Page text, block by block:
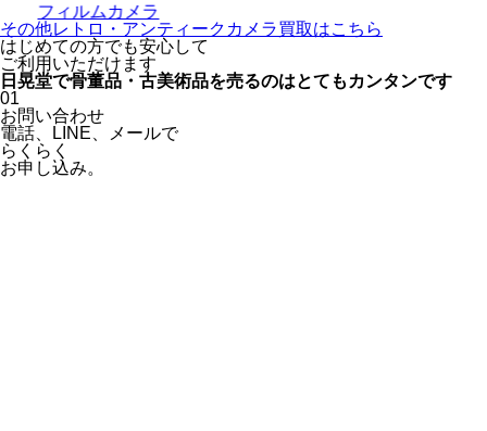
フィルムカメラ
その他レトロ・アンティークカメラ買取はこちら
はじめての方でも安心して
ご利用いただけます
日晃堂で骨董品・古美術品を売るのはとても カンタンです
01
お問い合わせ
電話、
LINE、
メールで
らくらく
お申し込み。